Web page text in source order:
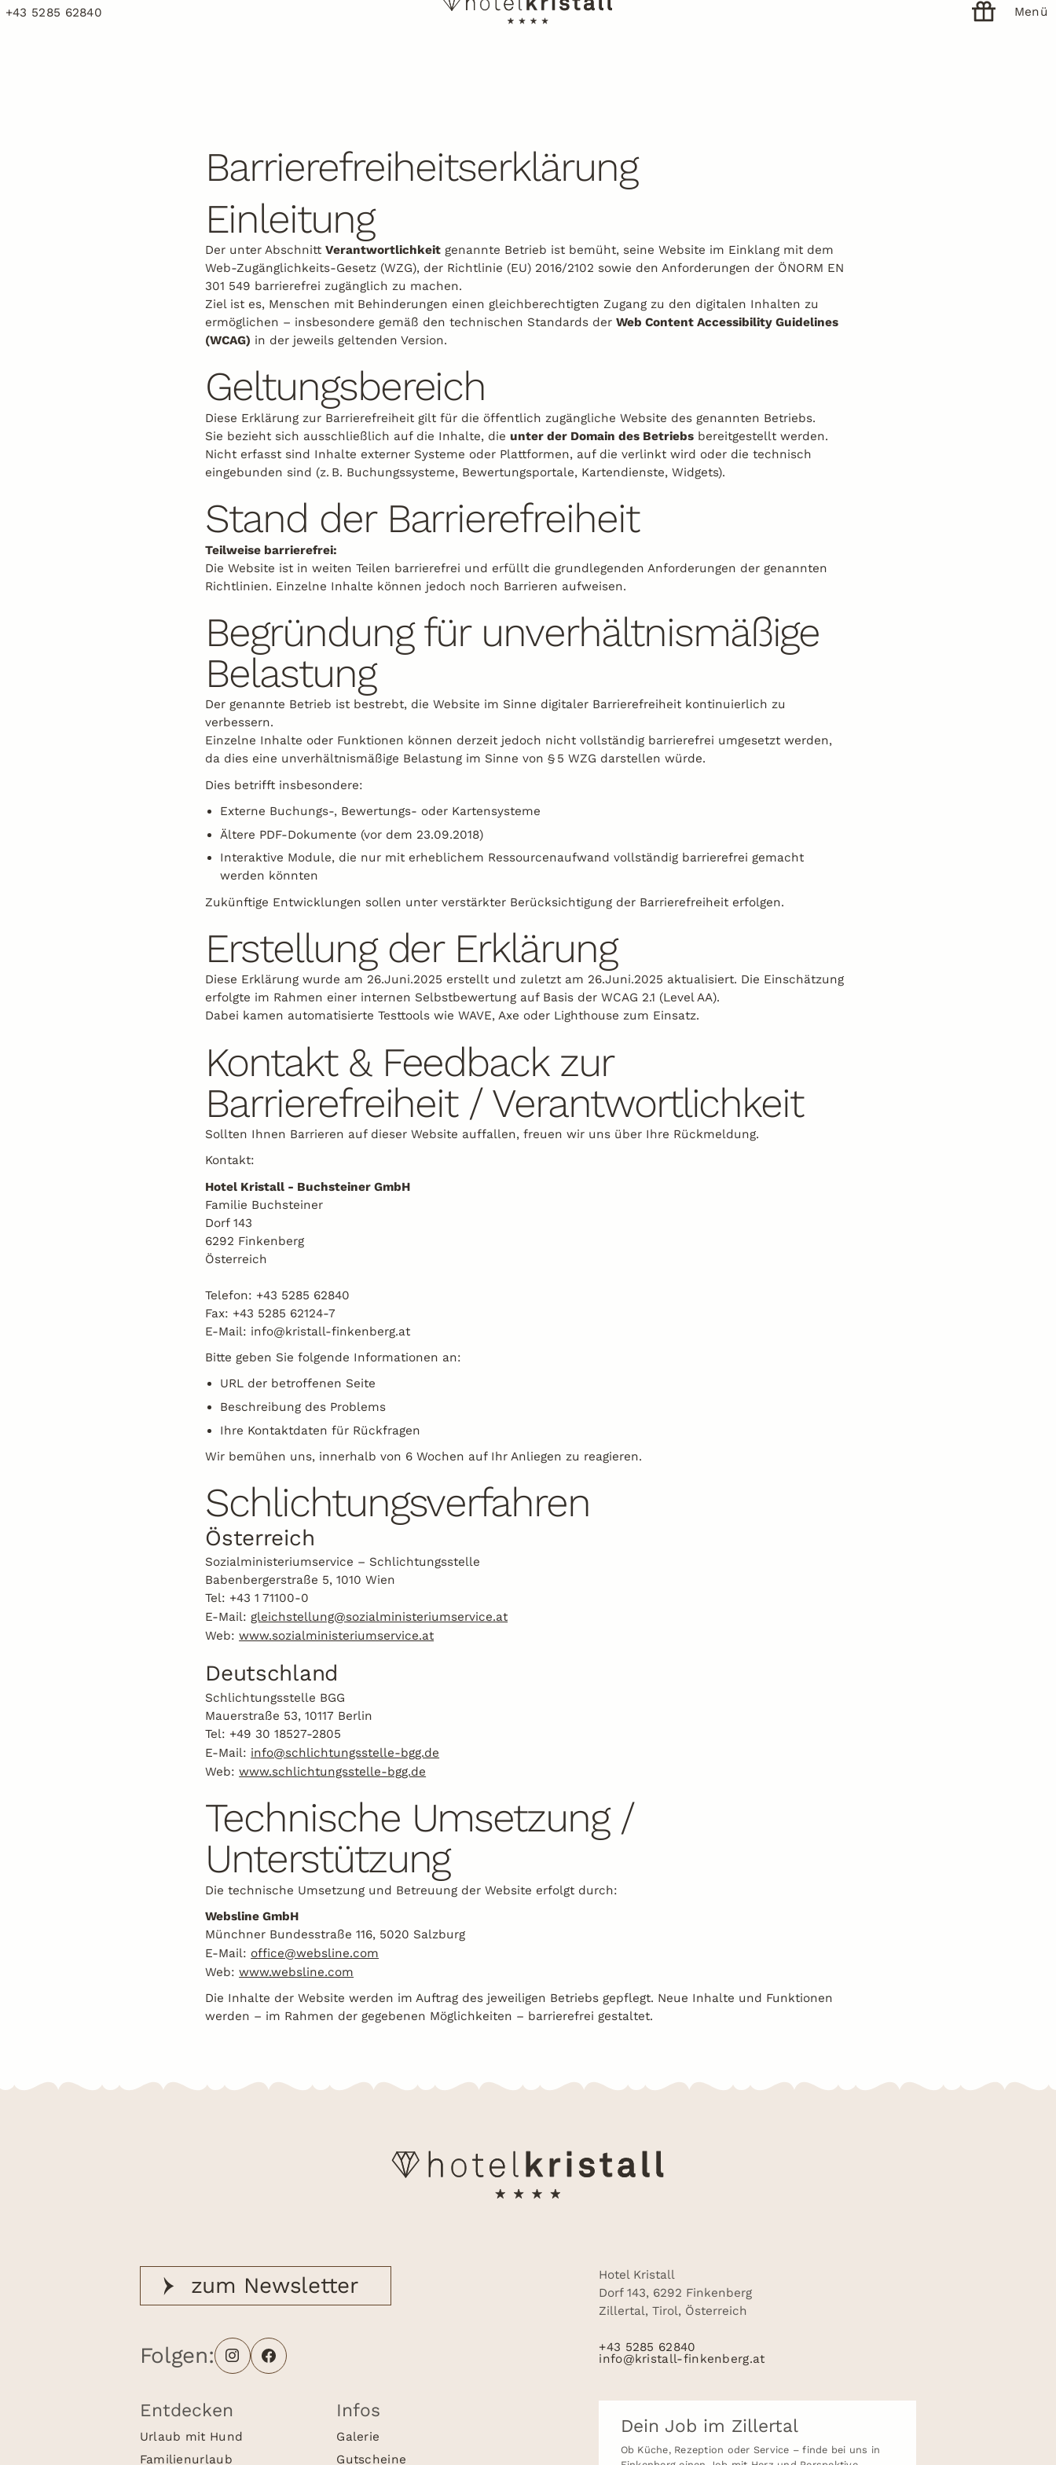
+43 5285 62840 Menü
Aktivitäten
Skifahren / Gletscherskifahren
GalerieBewertungenNewsletter
Barrierefreiheitserklärung
Einleitung
Der unter AbschnittVerantwortlichkeit genannte Betrieb ist bemüht, seine Website im Einklang mit dem
Web-Zugänglichkeits-Gesetz (WZG), der Richtlinie (EU) 2016/2102 sowie den Anforderungen der ÖNORM EN
301 549 barrierefrei zugänglich zu machen.
Ziel ist es, Menschen mit Behinderungen einen gleichberechtigten Zugang zu den digitalen Inhalten zu
ermöglichen – insbesondere gemäß den technischen Standards derWeb Content Accessibility Guidelines
(WCAG) in der jeweils geltenden Version.
Geltungsbereich
Diese Erklärung zur Barrierefreiheit gilt für die öffentlich zugängliche Website des genannten Betriebs.
Sie bezieht sich ausschließlich auf die Inhalte, dieunter der Domain des Betriebs bereitgestellt werden.
Nicht erfasst sind Inhalte externer Systeme oder Plattformen, auf die verlinkt wird oder die technisch
eingebunden sind (z. B. Buchungssysteme, Bewertungsportale, Kartendienste, Widgets).
Stand der Barrierefreiheit
Teilweise barrierefrei:
Die Website ist in weiten Teilen barrierefrei und erfüllt die grundlegenden Anforderungen der genannten
Richtlinien. Einzelne Inhalte können jedoch noch Barrieren aufweisen.
Begründung für unverhältnismäßige
Belastung
Der genannte Betrieb ist bestrebt, die Website im Sinne digitaler Barrierefreiheit kontinuierlich zu
verbessern.
Einzelne Inhalte oder Funktionen können derzeit jedoch nicht vollständig barrierefrei umgesetzt werden,
da dies eine unverhältnismäßige Belastung im Sinne von § 5 WZG darstellen würde.
Dies betrifft insbesondere:
Externe Buchungs-, Bewertungs- oder Kartensysteme
Ältere PDF-Dokumente (vor dem 23.09.2018)
Interaktive Module, die nur mit erheblichem Ressourcenaufwand vollständig barrierefrei gemacht
werden könnten
Zukünftige Entwicklungen sollen unter verstärkter Berücksichtigung der Barrierefreiheit erfolgen.
Erstellung der Erklärung
Diese Erklärung wurde am 26.Juni.2025 erstellt und zuletzt am 26.Juni.2025 aktualisiert. Die Einschätzung
erfolgte im Rahmen einer internen Selbstbewertung auf Basis der WCAG 2.1 (Level AA).
Dabei kamen automatisierte Testtools wie WAVE, Axe oder Lighthouse zum Einsatz.
Kontakt & Feedback zur
Barrierefreiheit / Verantwortlichkeit
Sollten Ihnen Barrieren auf dieser Website auffallen, freuen wir uns über Ihre Rückmeldung.
Kontakt:
Hotel Kristall - Buchsteiner GmbH
Familie Buchsteiner
Dorf 143
6292 Finkenberg
Österreich
Telefon: +43 5285 62840
Fax: +43 5285 62124-7
E-Mail: info@kristall-finkenberg.at
Bitte geben Sie folgende Informationen an:
URL der betroffenen Seite
Beschreibung des Problems
Ihre Kontaktdaten für Rückfragen
Wir bemühen uns, innerhalb von 6 Wochen auf Ihr Anliegen zu reagieren.
Schlichtungsverfahren
Österreich
Sozialministeriumservice – Schlichtungsstelle
Babenbergerstraße 5, 1010 Wien
Tel: +43 1 71100-0
E-Mail: gleichstellung@sozialministeriumservice.at
Web:www.sozialministeriumservice.at
Deutschland
Schlichtungsstelle BGG
Mauerstraße 53, 10117 Berlin
Tel: +49 30 18527-2805
E-Mail: info@schlichtungsstelle-bgg.de
Web:www.schlichtungsstelle-bgg.de
Technische Umsetzung /
Unterstützung
Die technische Umsetzung und Betreuung der Website erfolgt durch:
Websline GmbH
Münchner Bundesstraße 116, 5020 Salzburg
E-Mail: office@websline.com
Web:www.websline.com
Die Inhalte der Website werden im Auftrag des jeweiligen Betriebs gepflegt. Neue Inhalte und Funktionen
werden – im Rahmen der gegebenen Möglichkeiten – barrierefrei gestaltet.
zum Newsletter
Folgen:
Hotel Kristall
Dorf 143, 6292 Finkenberg
Zillertal, Tirol, Österreich
+43 5285 62840
info@kristall-finkenberg.at
Entdecken
Urlaub mit Hund
Familienurlaub
Infos
Galerie
Gutscheine
Dein Job im Zillertal
Ob Küche, Rezeption oder Service – finde bei uns in